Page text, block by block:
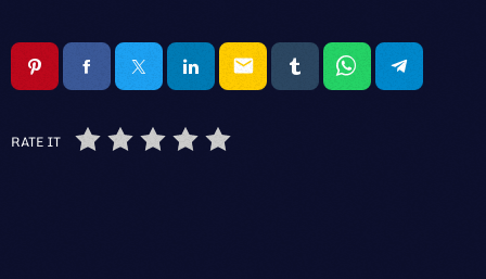
email
RATE IT